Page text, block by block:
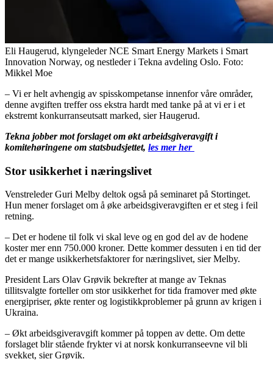
Eli Haugerud, klyngeleder NCE Smart Energy Markets i Smart
Innovation Norway, og nestleder i Tekna avdeling Oslo. Foto:
Mikkel Moe
– Vi er helt avhengig av spisskompetanse innenfor våre områder,
denne avgiften treffer oss ekstra hardt med tanke på at vi er i et
ekstremt konkurranseutsatt marked, sier Haugerud.
Tekna jobber mot forslaget om økt arbeidsgiveravgift i
komitehøringene om statsbudsjettet, les mer her
Stor usikkerhet i næringslivet
Venstreleder Guri Melby deltok også på seminaret på Stortinget.
Hun mener forslaget om å øke arbeidsgiveravgiften er et steg i feil
retning.
– Det er hodene til folk vi skal leve og en god del av de hodene
koster mer enn 750.000 kroner. Dette kommer dessuten i en tid der
det er mange usikkerhetsfaktorer for næringslivet, sier Melby.
President Lars Olav Grøvik bekrefter at mange av Teknas
tillitsvalgte forteller om stor usikkerhet for tida framover med økte
energipriser, økte renter og logistikkproblemer på grunn av krigen i
Ukraina.
– Økt arbeidsgiveravgift kommer på toppen av dette. Om dette
forslaget blir stående frykter vi at norsk konkurranseevne vil bli
svekket, sier Grøvik.